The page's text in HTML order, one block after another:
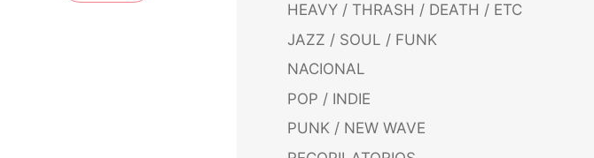
HEAVY / THRASH / DEATH / ETC
JAZZ / SOUL / FUNK
NACIONAL
POP / INDIE
PUNK / NEW WAVE